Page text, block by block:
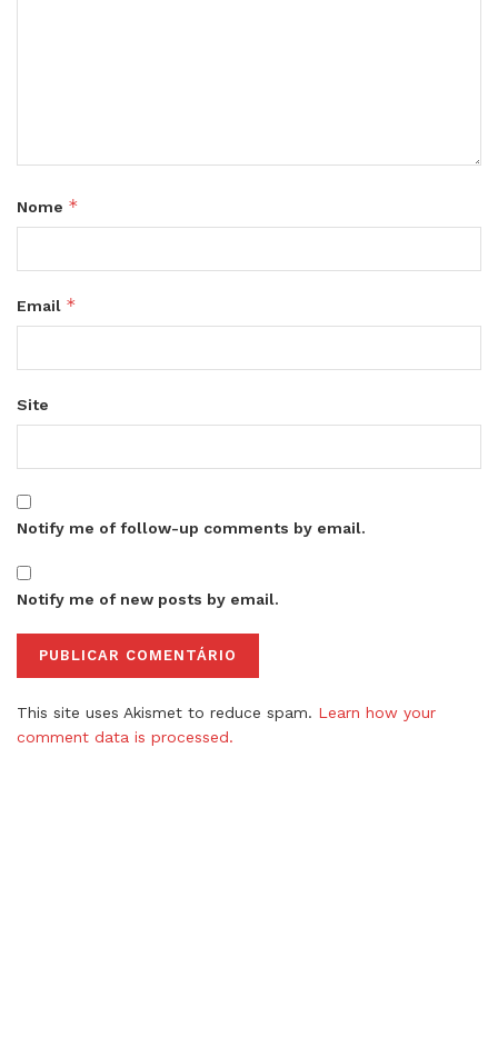
Nome *
Email *
Site
Notify me of follow-up comments by email.
Notify me of new posts by email.
This site uses Akismet to reduce spam. Learn how your
comment data is processed.